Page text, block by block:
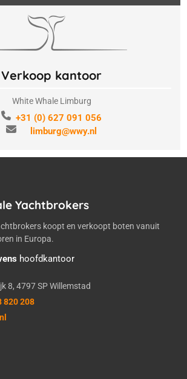
Verkoop kantoor
White Whale Limburg
+31 (0) 627 091 056
limburg@wwy.nl
Yachtbrokers
koopt en verkoopt boten vanuit
in Europa.
hoofdkantoor
8, 4797 SP Willemstad
820 208